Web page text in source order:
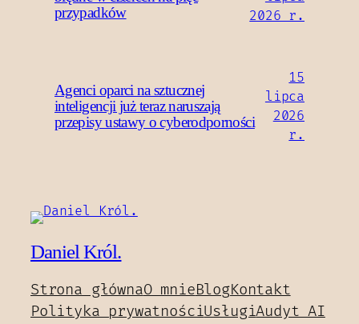
przypadków
2026 r.
Agenci oparci na sztucznej
inteligencji już teraz naruszają
przepisy ustawy o cyberodporności
15
lipca
2026
r.
Daniel Król.
Strona głównaO mnieBlogKontakt
Polityka prywatnościUsługiAudyt AI